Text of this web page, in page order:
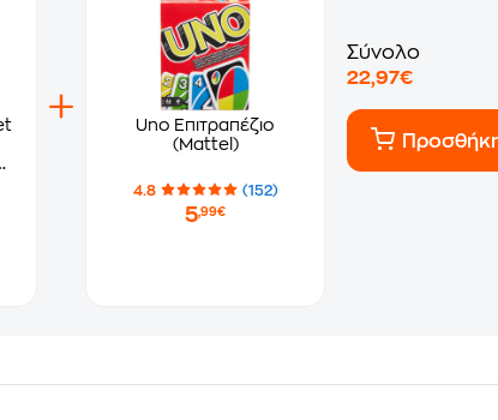
Uno Επιτραπέζιο
(Mattel)
4.8 (152)
5,99€
Σύνολο
22,97€